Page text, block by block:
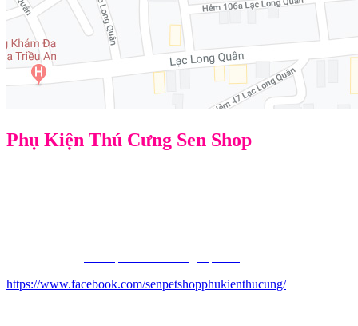
Phụ Kiện Thú Cưng Sen Shop
https://www.facebook.com/senpetshopphukienthucung/